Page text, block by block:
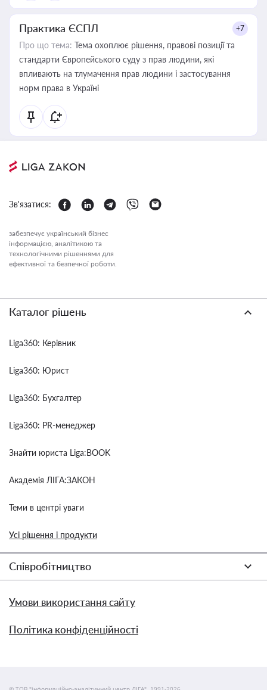
Практика ЄСПЛ +7
Про що тема: Тема охоплює рішення, правові позиції та
стандарти Європейського суду з прав людини, які
впливають на тлумачення прав людини і застосування
норм права в Україні
Зв'язатися:
забезпечує український бізнес
інформацією, аналітикою та
технологічними рішеннями для
ефективної та безпечної роботи.
Каталог рішень
Liga360: Керівник
Liga360: Юрист
Liga360: Бухгалтер
Liga360: PR-менеджер
Знайти юриста Liga:BOOK
Академія ЛІГА:ЗАКОН
Теми в центрі уваги
Усі рішення і продукти
Співробітництво
Умови використання сайту
Політика конфіденційності